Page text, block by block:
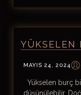
YÜKSELEN
MAYIS 24, 2024
Yükselen burç
düşünülebilir.